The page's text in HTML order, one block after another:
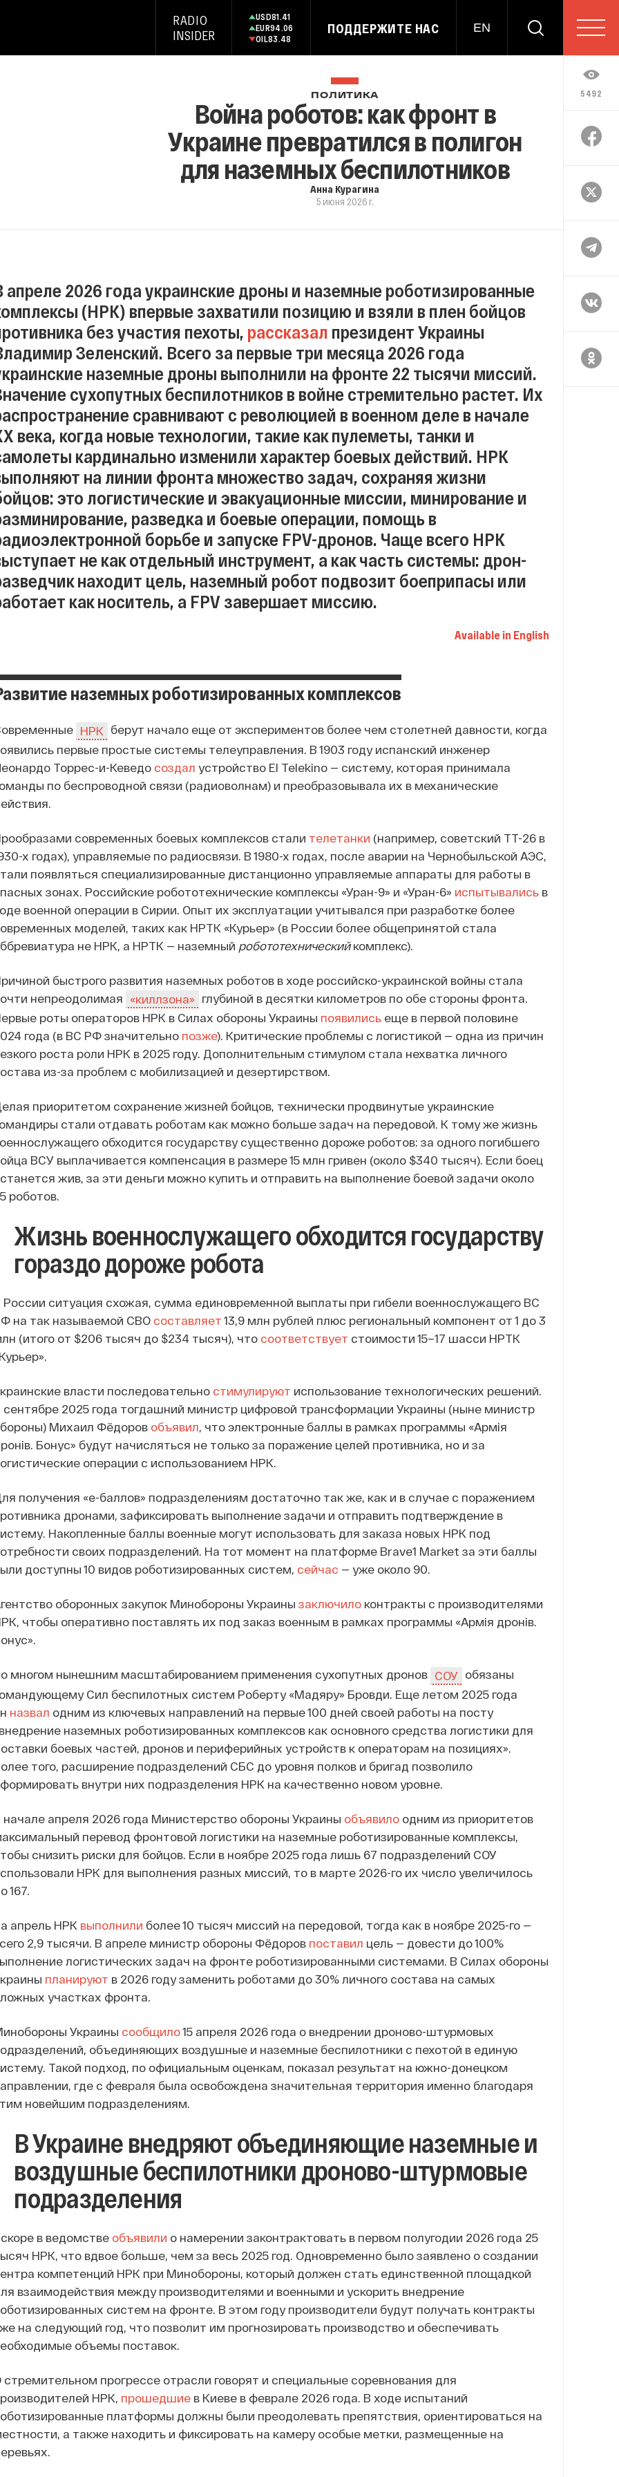
RADIO
INSIDER
USD81.41
EUR94.06
OIL83.48
ПОДДЕРЖИТЕ НАС EN
5492
ПОЛИТИКА
Война роботов: как фронт в
Украине превратился в полигон
для наземных беспилотников
Анна Курагина
5 июня 2026 г.
апреле 2026 года украинские дроны и наземные роботизированные
(НРК) впервые захватили позицию и взяли в плен бойцов
без участия пехоты, рассказал президент Украины
Зеленский. Всего за первые три месяца 2026 года
наземные дроны выполнили на фронте 22 тысячи миссий.
сухопутных беспилотников в войне стремительно растет. Их
сравнивают с революцией в военном деле в начале
века, когда новые технологии, такие как пулеметы, танки и
кардинально изменили характер боевых действий. НРК
на линии фронта множество задач, сохраняя жизни
это логистические и эвакуационные миссии, минирование и
разведка и боевые операции, помощь в
борьбе и запуске FPV-дронов. Чаще всего НРК
не как отдельный инструмент, а как часть системы: дрон-
находит цель, наземный робот подвозит боеприпасы или
как носитель, а FPV завершает миссию.
Available in English
наземных роботизированных комплексов
НРК берут начало еще от экспериментов более чем столетней давности, когда
первые простые системы телеуправления. В 1903 году испанский инженер
Торрес-и-Кеведо создал устройство El Telekino — систему, которая принимала
по беспроводной связи (радиоволнам) и преобразовывала их в механические
современных боевых комплексов стали телетанки (например, советский ТТ-26 в
х годах), управляемые по радиосвязи. В 1980-х годах, после аварии на Чернобыльской АЭС,
появляться специализированные дистанционно управляемые аппараты для работы в
зонах. Российские робототехнические комплексы «Уран-9» и «Уран-6» испытывались в
военной операции в Сирии. Опыт их эксплуатации учитывался при разработке более
моделей, таких как НРТК «Курьер» (в России более общепринятой стала
не НРК, а НРТК — наземный робототехническийкомплекс).
быстрого развития наземных роботов в ходе российско-украинской войны стала
непреодолимая «киллзона» глубиной в десятки километров по обе стороны фронта.
роты операторов НРК в Силах обороны Украины появились еще в первой половине
года (в ВС РФ значительно позже). Критические проблемы с логистикой — одна из причин
роста роли НРК в 2025 году. Дополнительным стимулом стала нехватка личного
из-за проблем с мобилизацией и дезертирством.
приоритетом сохранение жизней бойцов, технически продвинутые украинские
стали отдавать роботам как можно больше задач на передовой. К тому же жизнь
обходится государству существенно дороже роботов: за одного погибшего
ВСУ выплачивается компенсация в размере 15 млн гривен (около $340 тысяч). Если боец
жив, за эти деньги можно купить и отправить на выполнение боевой задачи около
роботов.
Жизнь военнослужащего обходится государству
гораздо дороже робота
России ситуация схожая, сумма единовременной выплаты при гибели военнослужащего ВС
на так называемой СВО составляет 13,9 млн рублей плюс региональный компонент от 1 до 3
(итого от $206 тысяч до $234 тысяч), что соответствует стоимости 15–17 шасси НРТК
власти последовательно стимулируют использование технологических решений.
сентябре 2025 года тогдашний министр цифровой трансформации Украины (ныне министр
Михаил Фёдоров объявил, что электронные баллы в рамках программы «Армія
Бонус» будут начисляться не только за поражение целей противника, но и за
операции с использованием НРК.
получения «е-баллов» подразделениям достаточно так же, как и в случае с поражением
дронами, зафиксировать выполнение задачи и отправить подтверждение в
Накопленные баллы военные могут использовать для заказа новых НРК под
своих подразделений. На тот момент на платформе Brave1 Market за эти баллы
доступны 10 видов роботизированных систем, сейчас — уже около 90.
оборонных закупок Минобороны Украинызаключило контракты с производителями
чтобы оперативно поставлять их под заказ военным в рамках программы «Армія дронів.
многом нынешним масштабированием применения сухопутных дронов СОУ обязаны
Сил беспилотных систем Роберту «Мадяру» Бровди. Еще летом 2025 года
назвал одним из ключевых направлений на первые 100 дней своей работы на посту
наземных роботизированных комплексов как основного средства логистики для
боевых частей, дронов и периферийных устройств к операторам на позициях».
того, расширение подразделений СБС до уровня полков и бригад позволило
внутри них подразделения НРК на качественно новом уровне.
начале апреля 2026 года Министерство обороны Украины объявило одним из приоритетов
перевод фронтовой логистики на наземные роботизированные комплексы,
снизить риски для бойцов. Если в ноябре 2025 года лишь 67 подразделений СОУ
НРК для выполнения разных миссий, то в марте 2026-го их число увеличилось
167.
апрель НРК выполнили более 10 тысяч миссий на передовой, тогда как в ноябре 2025-го —
2,9 тысячи. В апреле министр обороны Фёдоров поставил цель — довести до 100%
логистических задач на фронте роботизированными системами. В Силах обороны
планируют в 2026 году заменить роботами до 30% личного состава на самых
участках фронта.
Украины сообщило15 апреля 2026 года о внедрении дроново-штурмовых
объединяющих воздушные и наземные беспилотники с пехотой в единую
Такой подход, по официальным оценкам, показал результат на южно-донецком
где с февраля была освобождена значительная территория именно благодаря
новейшим подразделениям.
В Украине внедряют объединяющие наземные и
воздушные беспилотники дроново-штурмовые
подразделения
в ведомстве объявили о намерении законтрактовать в первом полугодии 2026 года 25
НРК, что вдвое больше, чем за весь 2025 год. Одновременно было заявлено о создании
компетенций НРК при Минобороны, который должен стать единственной площадкой
взаимодействия между производителями и военными и ускорить внедрение
систем на фронте. В этом году производители будут получать контракты
на следующий год, что позволит им прогнозировать производство и обеспечивать
объемы поставок.
стремительном прогрессе отрасли говорят и специальные соревнования для
НРК, прошедшие в Киеве в феврале 2026 года. В ходе испытаний
платформы должны были преодолевать препятствия, ориентироваться на
а также находить и фиксировать на камеру особые метки, размещенные на